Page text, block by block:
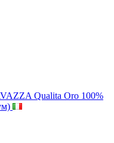
Qualita Oro 100%